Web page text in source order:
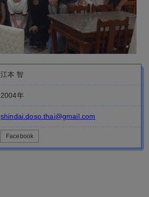
2004年
shindai.doso.thai@gmail.com
Facebook